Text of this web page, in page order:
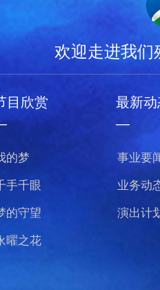
欢迎走进我们
目欣赏
的梦
手千眼
的守望
曜之花
最新动
—
事业要
业务动
演出计